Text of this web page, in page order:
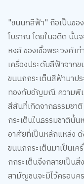
"ขนนกสีฟ้า" ถือเป็นขอ
โบราณ โดยในอดีต นั้น
หงส์ ของเชื้อพระวงศ์เ
เครื่องประดับสีฟ้าจากข
ขนนกกระเต็นสีฟ้ามาป
ทองกับอัญมณี ความพิเ
สีสันที่เกิดจากธรรมชา
กระเต็นในธรรมชาตินั้
อาศัยที่เป็นหลักแหล่ง ดั
ขนนกกระเต็นมาเป็นเ
กกระเต็นจึงกลายเป็น
สามัญชนจะมีไว้ครอบค